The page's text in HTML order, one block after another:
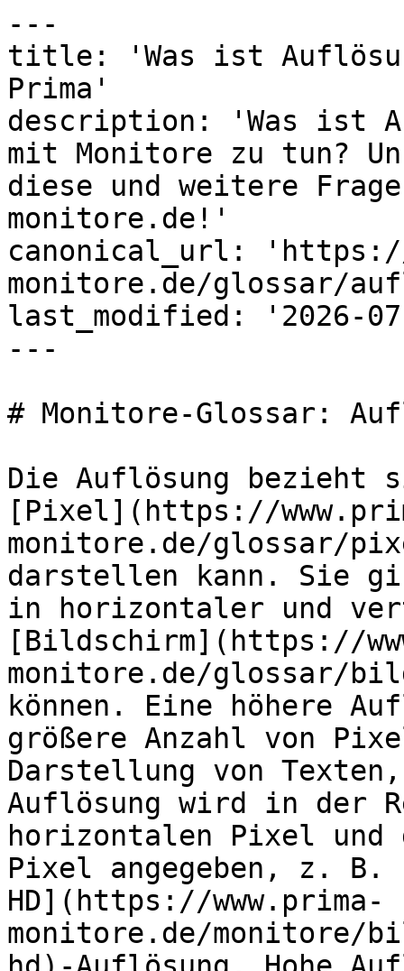
---
title: 'Was ist
Prima'
description: 'Was ist
mit Monitore zu tun?
diese und weitere
monitore.de!'
canonical_url: 'https://
monitore.de/glossar/
last_modified: '2026-
---
# Monitore-Glossar:
Die Auflösung bezieht
[Pixel](https://
monitore.de/glossar/
darstellen kann. Sie
in horizontaler und
[Bildschirm](https://
monitore.de/glossar/
können. Eine höhere
größere Anzahl von
Darstellung von
Auflösung wird in der
horizontalen Pixel
Pixel angegeben, z.
HD](https://www.prima-
monitore.de/monitore/